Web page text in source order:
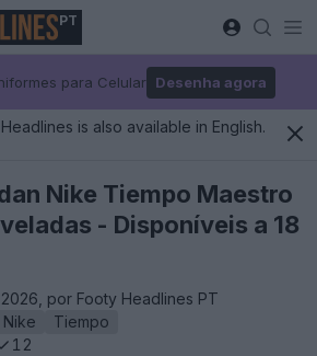
PT
para Celular Desenha agora
is also available in English.
Nike Tiempo Maestro
- Disponíveis a 18
por Footy Headlines PT
Nike
Tiempo
12